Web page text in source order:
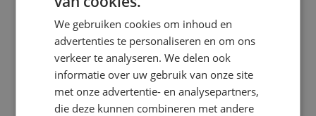
albumaaanbieder
„Familie- en newbornfotografen met
studiowerkplek, premium particuliere
klanten, Noord-Holland en Flevoland, 1
FR
IT
We gebruiken cookies om inhoud en
advertenties te personaliseren en om ons
verkeer te analyseren. We delen ook
informatie over uw gebruik van onze site
met onze advertentie- en analysepartners,
die deze kunnen combineren met andere